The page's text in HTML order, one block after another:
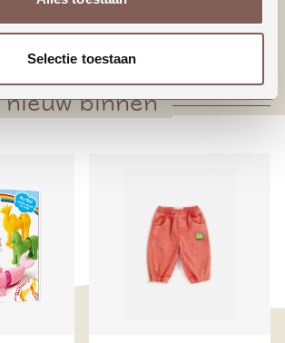
Selectie toestaan
pijpen
nieuw binnen